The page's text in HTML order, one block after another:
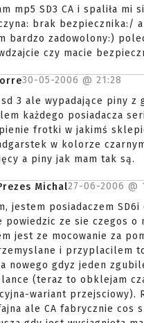
mp5 SD3 CA i spaliła mi
brak bezpiecznika:/
bardzo zadowolony:)
czy macie
30-05-2006 @ 21:28
sd 3 ale wypadające piny z
każdego posiadacza
frotki w jakimś
w kolorze
a piny jak mam tak są.
Michal27-06-2006 @
jestem posiadaczem
powiedzic ze sie czegos o
jest ze mocowanie za
i przyplacilem
nowego gdyz jeden
(teraz to obklejam
wariant przejsciowy).
ale CA fabrycznie cos